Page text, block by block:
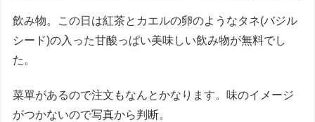
飲み物。この日は紅茶とカエルの卵のようなタネ(バジル
シード)の入った甘酸っぱい美味しい飲み物が無料でし
た。
菜單があるので注文もなんとかなります。味のイメージ
がつかないので写真から判断。